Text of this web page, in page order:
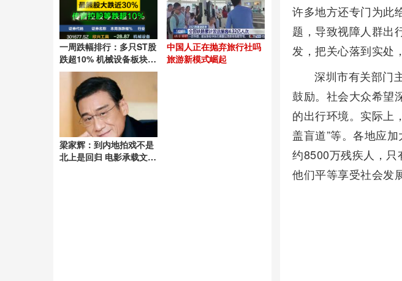
许多地方还专门为此
题，导致视障人群出
发，把关心落到实处
深圳市有关部门
鼓励。社会大众希望
的出行环境。实际上
盖盲道”等。各地应
约8500万残疾人，
他们平等享受社会发
一周跌幅排行：多只ST股
跌超10% 机械设备板块成
重灾区
中国人正在抛弃旅行社吗
旅游新模式崛起
梁家辉：到内地拍戏不是
北上是回归 电影承载文化